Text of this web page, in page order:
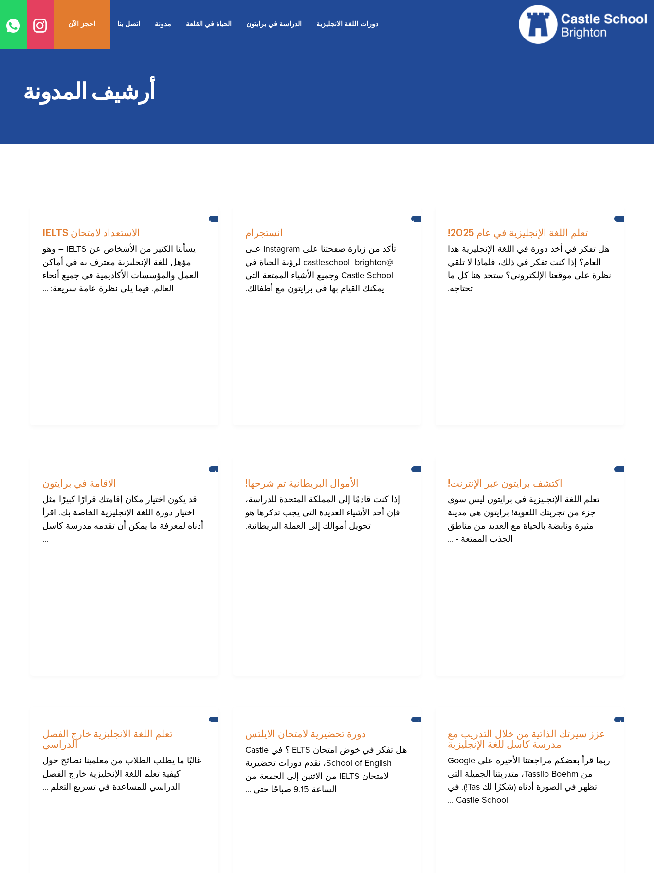
دورات اللغة الانجليزية الدراسة في برايتون الحياة في القلعة مدونة اتصل بنا احجز الآن
أرشيف المدونة
مدرسة
تعلم اللغة الإنجليزية في عام 2025!
هل تفكر في أخذ دورة في اللغة الإنجليزية هذا
العام؟ إذا كنت تفكر في ذلك، فلماذا لا تلقي
نظرة على موقعنا الإلكتروني؟ ستجد هنا كل ما
تحتاجه.
برايتون
انستجرام
تأكد من زيارة صفحتنا على Instagram على
@castleschool_brighton لرؤية الحياة في
Castle School وجميع الأشياء الممتعة التي
يمكنك القيام بها في برايتون مع أطفالك.
تعلم
الاستعداد لامتحان IELTS
يسألنا الكثير من الأشخاص عن IELTS – وهو
مؤهل للغة الإنجليزية معترف به في أماكن
العمل والمؤسسات الأكاديمية في جميع أنحاء
العالم. فيما يلي نظرة عامة سريعة: ...
برايتون
اكتشف برايتون عبر الإنترنت!
تعلم اللغة الإنجليزية في برايتون ليس سوى
جزء من تجربتك اللغوية! برايتون هي مدينة
مثيرة ونابضة بالحياة مع العديد من مناطق
الجذب الممتعة - ...
مساعدة
الأموال البريطانية تم شرحها!
إذا كنت قادمًا إلى المملكة المتحدة للدراسة،
فإن أحد الأشياء العديدة التي يجب تذكرها هو
تحويل أموالك إلى العملة البريطانية.
أخبار
الاقامة في برايتون
قد يكون اختيار مكان إقامتك قرارًا كبيرًا مثل
اختيار دورة اللغة الإنجليزية الخاصة بك. اقرأ
أدناه لمعرفة ما يمكن أن تقدمه مدرسة كاسل
...
أخبار
عزز سيرتك الذاتية من خلال التدريب مع
مدرسة كاسل للغة الإنجليزية
ربما قرأ بعضكم مراجعتنا الأخيرة على Google
من Tassilo Boehm، متدربتنا الجميلة التي
تظهر في الصورة أدناه (شكرًا لك Tas!). في
Castle School ...
أخبار
دورة تحضيرية لامتحان الايلتس
هل تفكر في خوض امتحان IELTS؟ في Castle
School of English، نقدم دورات تحضيرية
لامتحان IELTS من الاثنين إلى الجمعة من
الساعة 9.15 صباحًا حتى ...
تعلم
تعلم اللغة الانجليزية خارج الفصل
الدراسي
غالبًا ما يطلب الطلاب من معلمينا نصائح حول
كيفية تعلم اللغة الإنجليزية خارج الفصل
الدراسي للمساعدة في تسريع التعلم ...